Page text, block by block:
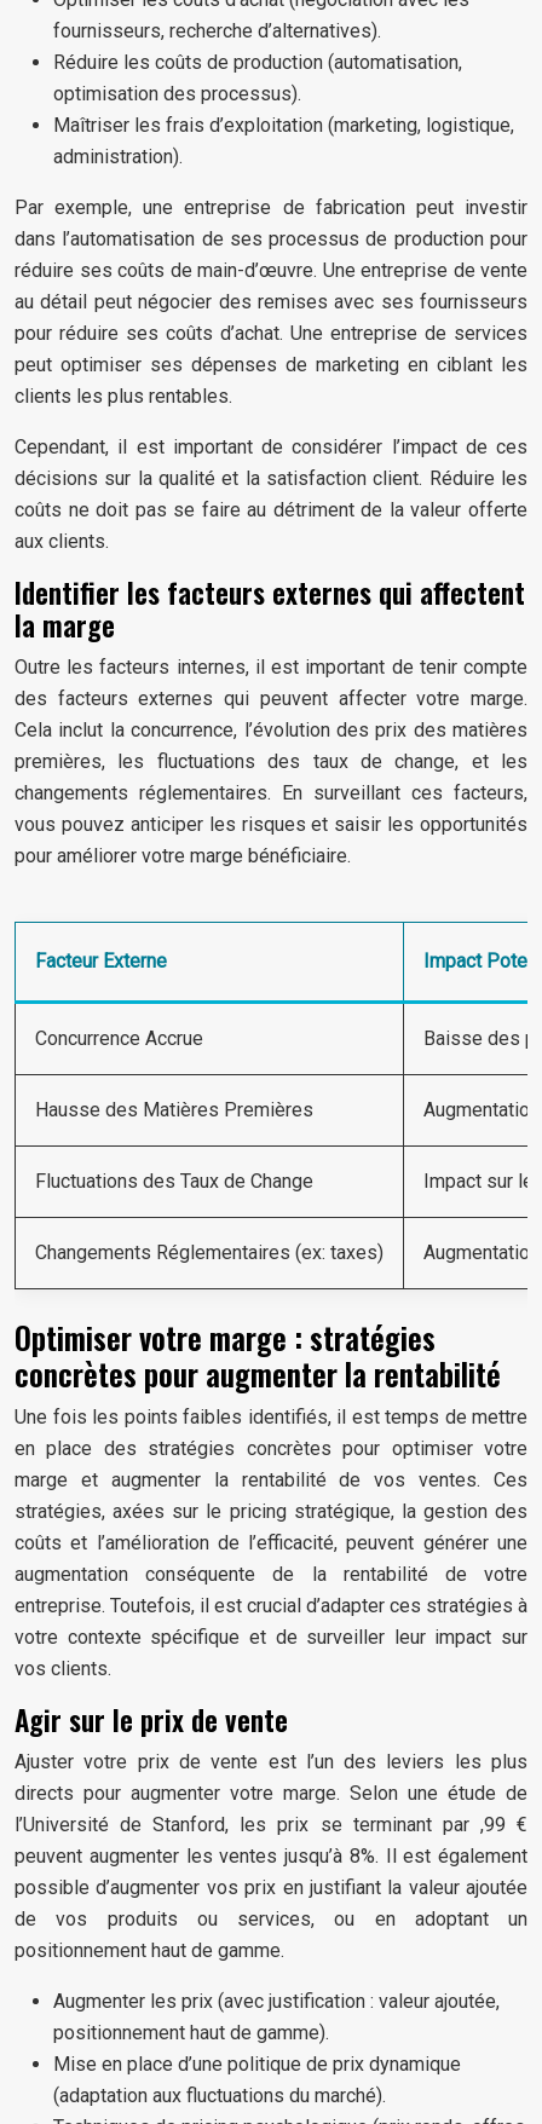
fournisseurs, recherche d’alternatives).
Réduire les coûts de production (automatisation,
optimisation des processus).
Maîtriser les frais d’exploitation (marketing, logistique,
administration).
Par exemple, une entreprise de fabrication peut investir
dans l’automatisation de ses processus de production pour
réduire ses coûts de main-d’œuvre. Une entreprise de vente
au détail peut négocier des remises avec ses fournisseurs
pour réduire ses coûts d’achat. Une entreprise de services
peut optimiser ses dépenses de marketing en ciblant les
clients les plus rentables.
Cependant, il est important de considérer l’impact de ces
décisions sur la qualité et la satisfaction client. Réduire les
coûts ne doit pas se faire au détriment de la valeur offerte
aux clients.
Identifier les facteurs externes qui affectent
la marge
Outre les facteurs internes, il est important de tenir compte
des facteurs externes qui peuvent affecter votre marge.
Cela inclut la concurrence, l’évolution des prix des matières
premières, les fluctuations des taux de change, et les
changements réglementaires. En surveillant ces facteurs,
vous pouvez anticiper les risques et saisir les opportunités
pour améliorer votre marge bénéficiaire.
Facteur Externe Impact
Concurrence Accrue Baisse des
Hausse des Matières Premières
Fluctuations des Taux de Change Impact sur
Changements Réglementaires (ex: taxes)
Optimiser votre marge : stratégies
concrètes pour augmenter la rentabilité
Une fois les points faibles identifiés, il est temps de mettre
en place des stratégies concrètes pour optimiser votre
marge et augmenter la rentabilité de vos ventes. Ces
stratégies, axées sur le pricing stratégique, la gestion des
coûts et l’amélioration de l’efficacité, peuvent générer une
augmentation conséquente de la rentabilité de votre
entreprise. Toutefois, il est crucial d’adapter ces stratégies à
votre contexte spécifique et de surveiller leur impact sur
vos clients.
Agir sur le prix de vente
Ajuster votre prix de vente est l’un des leviers les plus
directs pour augmenter votre marge. Selon une étude de
l’Université de Stanford, les prix se terminant par ,99 €
peuvent augmenter les ventes jusqu’à 8%. Il est également
possible d’augmenter vos prix en justifiant la valeur ajoutée
de vos produits ou services, ou en adoptant un
positionnement haut de gamme.
Augmenter les prix (avec justification : valeur ajoutée,
positionnement haut de gamme).
Mise en place d’une politique de prix dynamique
(adaptation aux fluctuations du marché).